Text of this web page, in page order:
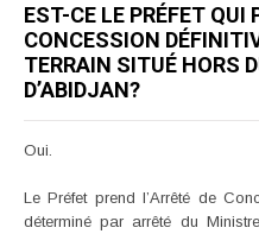
EST-CE LE PRÉFET QUI
CONCESSION
TERRAIN SITUÉ HORS
D’ABIDJAN?
Oui.
Le Préfet prend l’Arrêté de
déterminé par arrêté du